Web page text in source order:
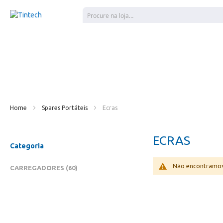
Home Spares Portáteis Ecras
ECRAS
Não
Categoria
CARREGADORES 60ITENS